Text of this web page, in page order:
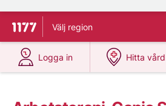
Till startsidan för 1177
Välj region
Logga in
på 1177.se
Hitta vård
på